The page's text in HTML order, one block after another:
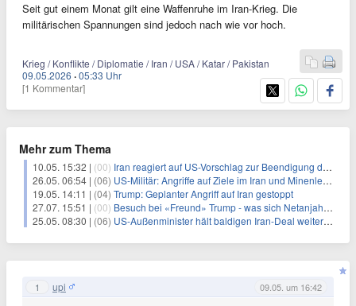
Seit gut einem Monat gilt eine Waffenruhe im Iran-Krieg. Die
militärischen Spannungen sind jedoch nach wie vor hoch.
Krieg / Konflikte / Diplomatie / Iran / USA / Katar / Pakistan
09.05.2026 ·05:33 Uhr
[1 Kommentar]
Mehr zum Thema
10.05. 15:32 | (00) Iran reagiert auf US-Vorschlag zur Beendigung des Krieges
26.05. 06:54 | (06) US-Militär: Angriffe auf Ziele im Iran und Minenleger-Boote
19.05. 14:11 | (04) Trump: Geplanter Angriff auf Iran gestoppt
27.07. 15:51 | (00) Besuch bei «Freund» Trump - was sich Netanjahu erhofft
25.05. 08:30 | (06) US-Außenminister hält baldigen Iran-Deal weiter für möglich
1 upi 09.05. um 16:42